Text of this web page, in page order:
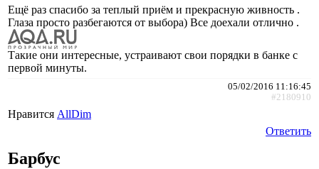
Ещё раз спасибо за теплый приём и прекрасную живность .
Глаза просто разбегаются от выбора) Все доехали отлично .
Такие они интересные, устраивают свои порядки в банке с
первой минуты.
05/02/2016 11:16:45
#2180910
Нравится AllDim
Ответить
Барбус